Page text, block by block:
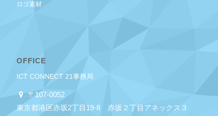
ロゴ素材
OFFICE
ICT CONNECT 21事務局
〒107-0052
東京都港区赤坂2丁目19-8 赤坂２丁目アネックス３